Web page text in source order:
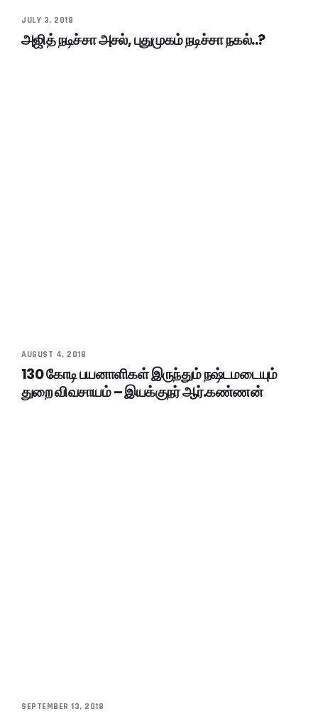
JULY 3, 2018
அஜித் நடிச்சா அசல், புதுமுகம் நடிச்சா நகல்..?
AUGUST 4, 2018
130 கோடி பயனாளிகள் இருந்தும் நஷ்டமடையும்
துறை விவசாயம் – இயக்குநர் ஆர்.கண்ணன்
SEPTEMBER 13, 2018